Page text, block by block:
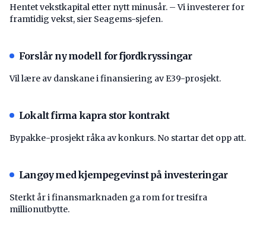
Hentet vekstkapital etter nytt minusår. – Vi investerer for
framtidig vekst, sier Seagems-sjefen.
Forslår ny modell for fjordkryssingar
Vil lære av danskane i finansiering av E39-prosjekt.
Lokalt firma kapra stor kontrakt
Bypakke-prosjekt råka av konkurs. No startar det opp att.
Langøy med kjempegevinst på investeringar
Sterkt år i finansmarknaden ga rom for tresifra
millionutbytte.